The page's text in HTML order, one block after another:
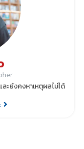
ะยังคงหาเหตุผลไม่ได้